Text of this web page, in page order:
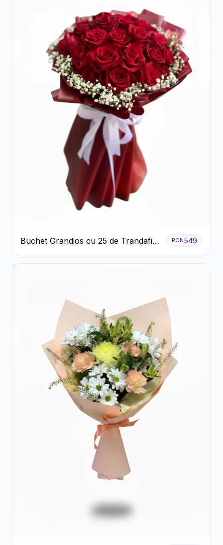
Buchet Grandios cu 25 de Trandafiri
Roșii
RON549